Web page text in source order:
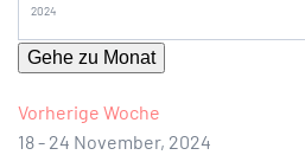
Gehe zu Monat
Vorherige Woche
18 - 24 November, 2024